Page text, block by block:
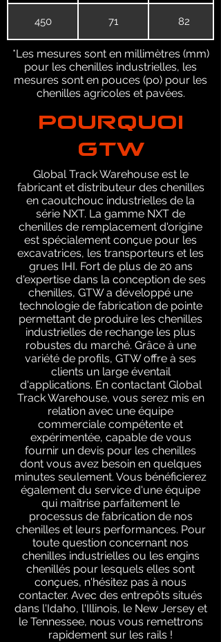
450 71 82
*Les mesures sont en millimètres (mm)
pour les chenilles industrielles, les
mesures sont en pouces (po) pour les
chenilles agricoles et pavées.
POURQUOI
GTW
Global Track Warehouse est le
fabricant et distributeur des chenilles
en caoutchouc industrielles de la
série NXT. La gamme NXT de
chenilles de remplacement d'origine
est spécialement conçue pour les
excavatrices, les transporteurs et les
grues IHI. Fort de plus de 20 ans
d'expertise dans la conception de ses
chenilles, GTW a développé une
technologie de fabrication de pointe
permettant de produire les chenilles
industrielles de rechange les plus
robustes du marché. Grâce à une
variété de profils, GTW offre à ses
clients un large éventail
d'applications. En contactant Global
Track Warehouse, vous serez mis en
relation avec une équipe
commerciale compétente et
expérimentée, capable de vous
fournir un devis pour les chenilles
dont vous avez besoin en quelques
minutes seulement. Vous bénéficierez
également du service d'une équipe
qui maîtrise parfaitement le
processus de fabrication de nos
chenilles et leurs performances. Pour
toute question concernant nos
chenilles industrielles ou les engins
chenillés pour lesquels elles sont
conçues, n'hésitez pas à nous
contacter. Avec des entrepôts situés
dans l'Idaho, l'Illinois, le New Jersey et
le Tennessee, nous vous remettrons
rapidement sur les rails !